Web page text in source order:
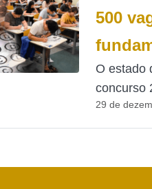
500
O estado
concurso
29 de